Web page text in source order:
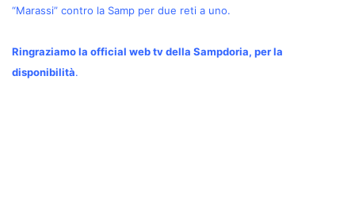
“Marassi” contro la Samp per due reti a uno.
Ringraziamo la official web tv della Sampdoria, per la
disponibilità.